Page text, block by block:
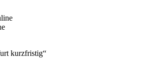
kurzfristig“